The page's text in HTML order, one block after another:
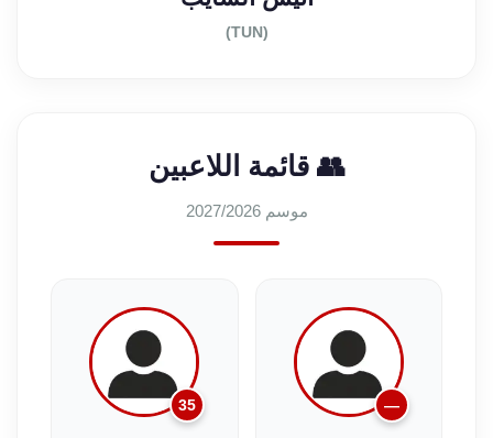
(TUN)
👥 قائمة اللاعبين
موسم 2027/2026
—
35